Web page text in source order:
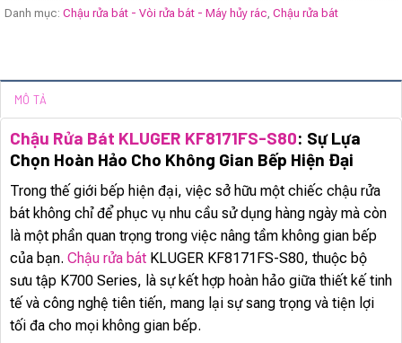
Danh mục: Chậu rửa bát - Vòi rửa bát - Máy hủy rác, Chậu rửa bát
MÔ TẢ
Chậu Rửa Bát KLUGER KF8171FS-S80: Sự Lựa
Chọn Hoàn Hảo Cho Không Gian Bếp Hiện Đại
Trong thế giới bếp hiện đại, việc sở hữu một chiếc chậu rửa
bát không chỉ để phục vụ nhu cầu sử dụng hàng ngày mà còn
là một phần quan trọng trong việc nâng tầm không gian bếp
của bạn. Chậu rửa bát KLUGER KF8171FS-S80, thuộc bộ
sưu tập K700 Series, là sự kết hợp hoàn hảo giữa thiết kế tinh
tế và công nghệ tiên tiến, mang lại sự sang trọng và tiện lợi
tối đa cho mọi không gian bếp.